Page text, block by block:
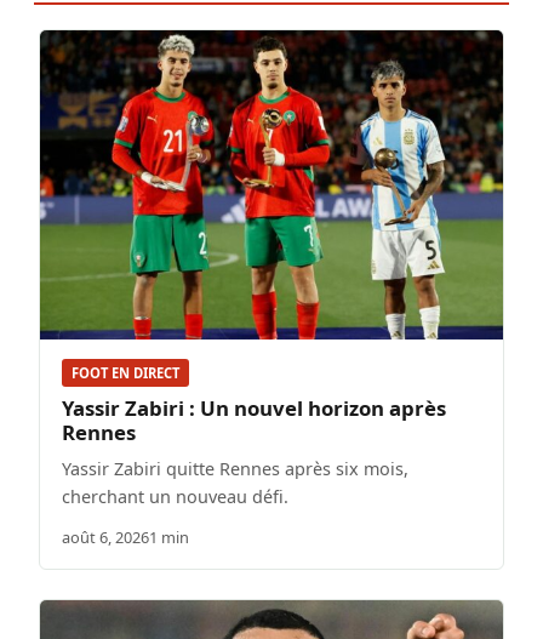
FOOT EN DIRECT
Yassir Zabiri : Un nouvel horizon après
Rennes
Yassir Zabiri quitte Rennes après six mois,
cherchant un nouveau défi.
août 6, 20261 min